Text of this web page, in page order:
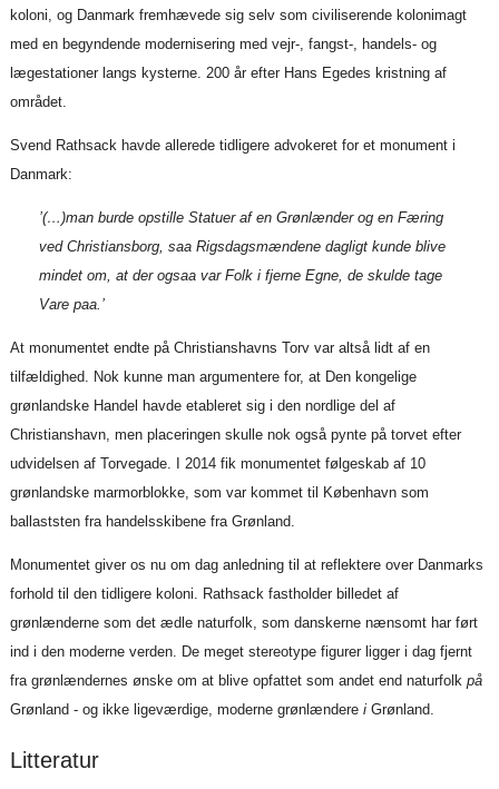
koloni, og Danmark fremhævede sig selv som civiliserende kolonimagt
med en begyndende modernisering med vejr-, fangst-, handels- og
lægestationer langs kysterne. 200 år efter Hans Egedes kristning af
området.
Svend Rathsack havde allerede tidligere advokeret for et monument i
Danmark:
’(…)man burde opstille Statuer af en Grønlænder og en Færing
ved Christiansborg, saa Rigsdagsmændene dagligt kunde blive
mindet om, at der ogsaa var Folk i fjerne Egne, de skulde tage
Vare paa.’
At monumentet endte på Christianshavns Torv var altså lidt af en
tilfældighed. Nok kunne man argumentere for, at Den kongelige
grønlandske Handel havde etableret sig i den nordlige del af
Christianshavn, men placeringen skulle nok også pynte på torvet efter
udvidelsen af Torvegade. I 2014 fik monumentet følgeskab af 10
grønlandske marmorblokke, som var kommet til København som
ballaststen fra handelsskibene fra Grønland.
Monumentet giver os nu om dag anledning til at reflektere over Danmarks
forhold til den tidligere koloni. Rathsack fastholder billedet af
grønlænderne som det ædle naturfolk, som danskerne nænsomt har ført
ind i den moderne verden. De meget stereotype figurer ligger i dag fjernt
fra grønlændernes ønske om at blive opfattet som andet end naturfolk på
Grønland - og ikke ligeværdige, moderne grønlændere iGrønland.
Litteratur